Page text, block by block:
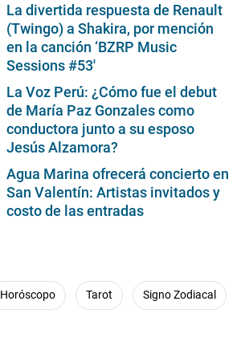
La divertida respuesta de Renault
(Twingo) a Shakira, por mención
en la canción ‘BZRP Music
Sessions #53′
La Voz Perú: ¿Cómo fue el debut
de María Paz Gonzales como
conductora junto a su esposo
Jesús Alzamora?
Agua Marina ofrecerá concierto en
San Valentín: Artistas invitados y
costo de las entradas
Horóscopo Tarot Signo Zodiacal